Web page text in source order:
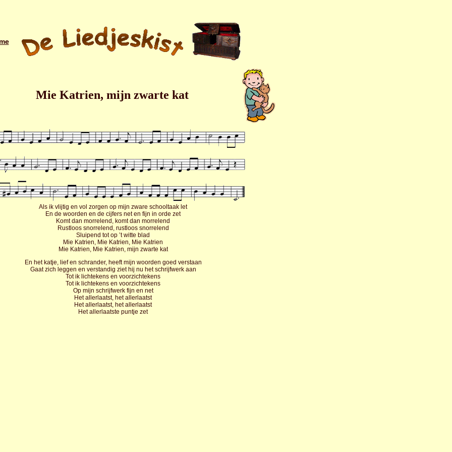
Mie Katrien, mijn zwarte kat
Als ik vlijtig en vol zorgen op mijn zware schooltaak let
En de woorden en de cijfers net en fijn in orde zet
Komt dan morrelend, komt dan morrelend
Rustloos snorrelend, rustloos snorrelend
Sluipend tot op ’t witte blad
Mie Katrien, Mie Katrien, Mie Katrien
Mie Katrien, Mie Katrien, mijn zwarte kat
En het katje, lief en schrander, heeft mijn woorden goed verstaan
Gaat zich leggen en verstandig ziet hij nu het schrijfwerk aan
Tot ik lichtekens en voorzichtekens
Tot ik lichtekens en voorzichtekens
Op mijn schrijfwerk fijn en net
Het allerlaatst, het allerlaatst
Het allerlaatst, het allerlaatst
Het allerlaatste puntje zet